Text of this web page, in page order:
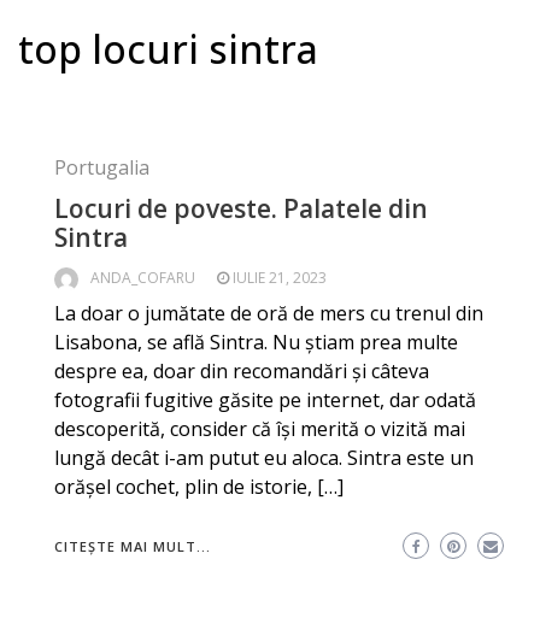
top locuri sintra
Portugalia
Locuri de poveste. Palatele din
Sintra
ANDA_COFARU IULIE 21, 2023
La doar o jumătate de oră de mers cu trenul din
Lisabona, se află Sintra. Nu știam prea multe
despre ea, doar din recomandări și câteva
fotografii fugitive găsite pe internet, dar odată
descoperită, consider că își merită o vizită mai
lungă decât i-am putut eu aloca. Sintra este un
orășel cochet, plin de istorie, […]
CITEȘTE MAI MULT...